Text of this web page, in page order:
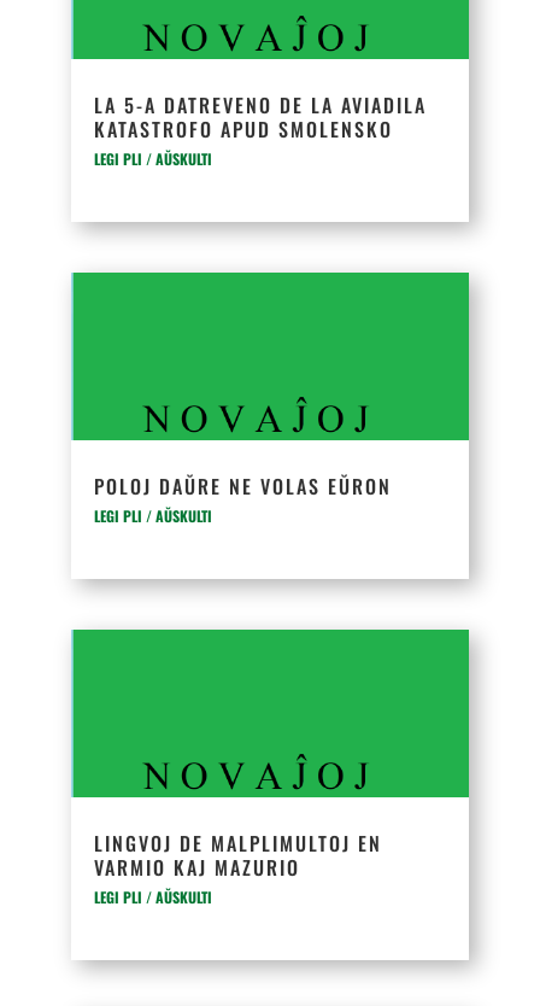
LA 5-A DATREVENO DE LA AVIADILA
KATASTROFO APUD SMOLENSKO
LEGI PLI / AŬSKULTI
POLOJ DAŬRE NE VOLAS EŬRON
LEGI PLI / AŬSKULTI
LINGVOJ DE MALPLIMULTOJ EN
VARMIO KAJ MAZURIO
LEGI PLI / AŬSKULTI